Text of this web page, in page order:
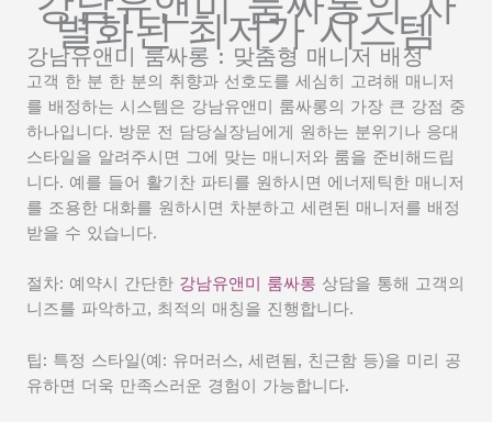
별화된 최저가 시스템
강남유앤미 룸싸롱 : 맞춤형 매니저 배정
고객 한 분 한 분의 취향과 선호도를 세심히 고려해 매니저
를 배정하는 시스템은 강남유앤미 룸싸롱의 가장 큰 강점 중
하나입니다. 방문 전 담당실장님에게 원하는 분위기나 응대
스타일을 알려주시면 그에 맞는 매니저와 룸을 준비해드립
니다. 예를 들어 활기찬 파티를 원하시면 에너제틱한 매니저
를 조용한 대화를 원하시면 차분하고 세련된 매니저를 배정
받을 수 있습니다.
절차: 예약시 간단한 강남유앤미 룸싸롱 상담을 통해 고객의
니즈를 파악하고, 최적의 매칭을 진행합니다.
팁: 특정 스타일(예: 유머러스, 세련됨, 친근함 등)을 미리 공
유하면 더욱 만족스러운 경험이 가능합니다.